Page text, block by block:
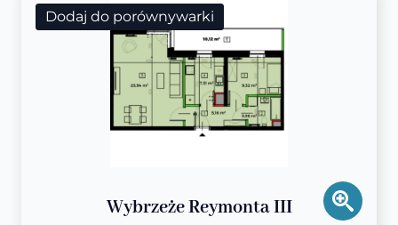
Dodaj do porównywarki
Wybrzeże Reymonta III